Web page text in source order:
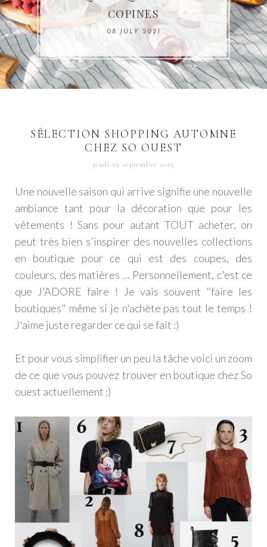
VISAGE À PARIS ?
08 AUGUST 2021
COPINES
08 JULY 2021
DE CHAUSSURES KIWI
19 MAY 2021
OXITIVE D'AVÈNE GRÂCE À
SHOPMIUM
10 DECEMBER 2020
L'AUTOBRONZANT
BALIBODY
17 MAY 2020
SÉLECTION SHOPPING AUTOMNE
CHEZ SO OUEST
jeudi 19 septembre 2019
Une nouvelle saison qui arrive signifie une nouvelle
ambiance tant pour la décoration que pour les
vêtements ! Sans pour autant TOUT acheter, on
peut très bien s'inspirer des nouvelles collections
en boutique pour ce qui est des coupes, des
couleurs, des matières ... Personnellement, c'est ce
que J'ADORE faire ! Je vais souvent "faire les
boutiques" même si je n'achète pas tout le temps !
J'aime juste regarder ce qui se fait :)
Et pour vous simplifier un peu la tâche voici un zoom
de ce que vous pouvez trouver en boutique chez So
ouest actuellement :)